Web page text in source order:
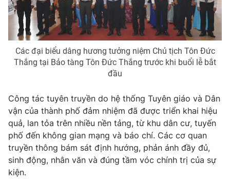
VTV9 VTV8
Liên hệ tòa soạn English
Theo dõi báo trên
Cơ quan chủ quản:Đài Truyền hình Việt Nam
Cơ quan báo chí:
Các đại biểu dâng hương tưởng niệm Chủ tịch Tôn Đức
Thắng tại Bảo tàng Tôn Đức Thắng trước khi buổi lễ bắt
đầu
Công tác tuyên truyền do hệ thống Tuyên giáo và Dân
vận của thành phố đảm nhiệm đã được triển khai hiệu
quả, lan tỏa trên nhiều nền tảng, từ khu dân cư, tuyến
phố đến không gian mạng và báo chí. Các cơ quan
truyền thông bám sát định hướng, phản ánh đầy đủ,
sinh động, nhân văn và đúng tầm vóc chính trị của sự
kiện.